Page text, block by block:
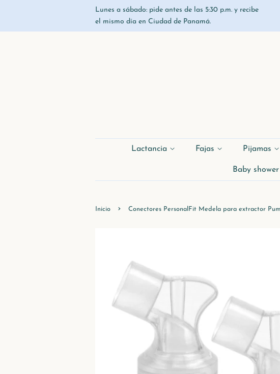
Lunes a sábado: pide antes de las 5:30 p.m. y recibe
el mismo día en Ciudad de Panamá.
Lactancia Fajas Pijamas
Baby shower
Inicio › Conectores PersonalFit Medela para extractor